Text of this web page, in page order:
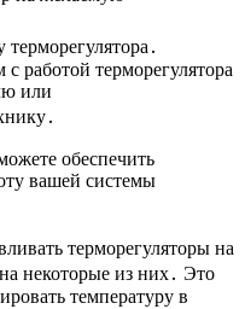
терморегулятора․
работой терморегулятора
или
обеспечить
вашей системы
терморегуляторы на
некоторые из них․ Это
температуру в